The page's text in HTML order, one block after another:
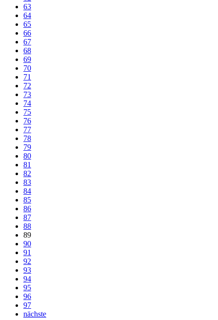
63
64
65
66
67
68
69
70
71
72
73
74
75
76
77
78
79
80
81
82
83
84
85
86
87
88
89
90
91
92
93
94
95
96
97
nächste